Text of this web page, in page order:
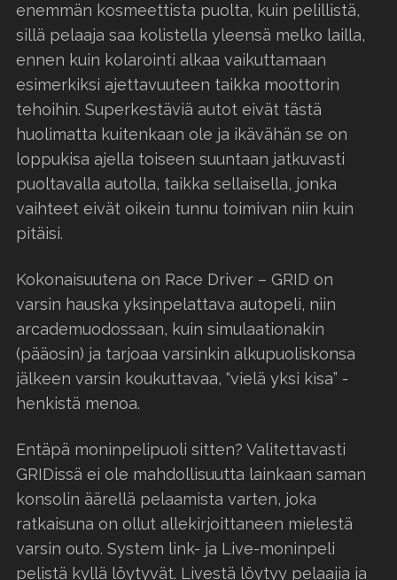
enemmän kosmeettista puolta, kuin pelillistä,
sillä pelaaja saa kolistella yleensä melko lailla,
ennen kuin kolarointi alkaa vaikuttamaan
esimerkiksi ajettavuuteen taikka moottorin
tehoihin. Superkestäviä autot eivät tästä
huolimatta kuitenkaan ole ja ikävähän se on
loppukisa ajella toiseen suuntaan jatkuvasti
puoltavalla autolla, taikka sellaisella, jonka
vaihteet eivät oikein tunnu toimivan niin kuin
pitäisi.
Kokonaisuutena on Race Driver – GRID on
varsin hauska yksinpelattava autopeli, niin
arcademuodossaan, kuin simulaationakin
(pääosin) ja tarjoaa varsinkin alkupuoliskonsa
jälkeen varsin koukuttavaa, “vielä yksi kisa” -
henkistä menoa.
Entäpä moninpelipuoli sitten? Valitettavasti
GRIDissä ei ole mahdollisuutta lainkaan saman
konsolin äärellä pelaamista varten, joka
ratkaisuna on ollut allekirjoittaneen mielestä
varsin outo. System link- ja Live-moninpeli
pelistä kyllä löytyvät. Livestä löytyy pelaajia ja